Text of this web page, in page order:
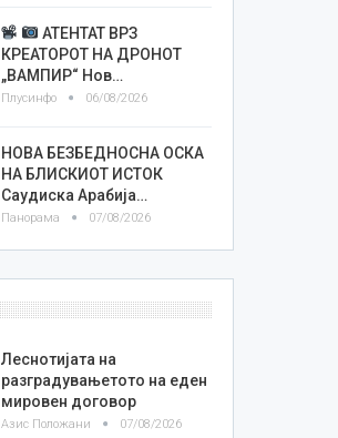
АТЕНТАТ ВРЗ
КРЕАТОРОТ НА ДРОНОТ
„ВАМПИР“ Нов…
Плусинфо 06/08/2026
НОВА БЕЗБЕДНОСНА ОСКА
НА БЛИСКИОТ ИСТОК
Саудиска Арабија…
Панорама 07/08/2026
Леснотијата на
разградувањетото на еден
мировен договор
Азис Положани 07/08/2026